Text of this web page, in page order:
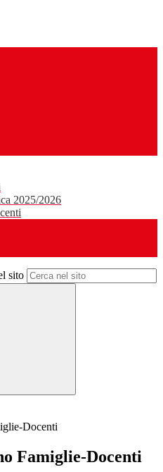
2025/2026
sito
Docenti
Famiglie-Docenti